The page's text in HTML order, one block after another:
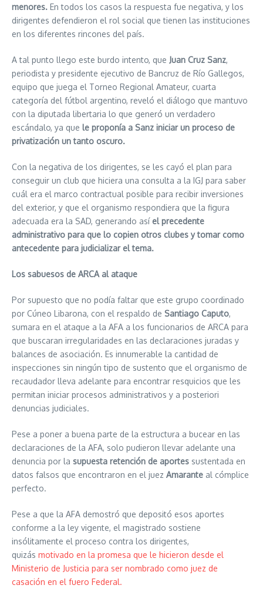
menores. En todos los casos la respuesta fue negativa, y los
dirigentes defendieron el rol social que tienen las instituciones
en los diferentes rincones del país.
A tal punto llego este burdo intento, que Juan Cruz Sanz,
periodista y presidente ejecutivo de Bancruz de Río Gallegos,
equipo que juega el Torneo Regional Amateur, cuarta
categoría del fútbol argentino, reveló el diálogo que mantuvo
con la diputada libertaria lo que generó un verdadero
escándalo, ya que le proponía a Sanz iniciar un proceso de
privatización un tanto oscuro.
Con la negativa de los dirigentes, se les cayó el plan para
conseguir un club que hiciera una consulta a la IGJ para saber
cuál era el marco contractual posible para recibir inversiones
del exterior, y que el organismo respondiera que la figura
adecuada era la SAD, generando así el precedente
administrativo para que lo copien otros clubes y tomar como
antecedente para judicializar el tema.
Los sabuesos de ARCA al ataque
Por supuesto que no podía faltar que este grupo coordinado
por Cúneo Libarona, con el respaldo de Santiago Caputo,
sumara en el ataque a la AFA a los funcionarios de ARCA para
que buscaran irregularidades en las declaraciones juradas y
balances de asociación. Es innumerable la cantidad de
inspecciones sin ningún tipo de sustento que el organismo de
recaudador lleva adelante para encontrar resquicios que les
permitan iniciar procesos administrativos y a posteriori
denuncias judiciales.
Pese a poner a buena parte de la estructura a bucear en las
declaraciones de la AFA, solo pudieron llevar adelante una
denuncia por la supuesta retención de aportes sustentada en
datos falsos que encontraron en el juez Amarante al cómplice
perfecto.
Pese a que la AFA demostró que depositó esos aportes
conforme a la ley vigente, el magistrado sostiene
insólitamente el proceso contra los dirigentes,
quizás motivado en la promesa que le hicieron desde el
Ministerio de Justicia para ser nombrado como juez de
casación en el fuero Federal.